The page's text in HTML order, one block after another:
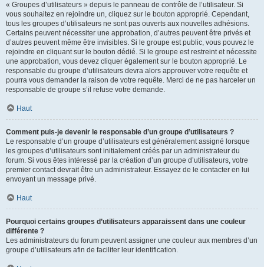
« Groupes d’utilisateurs » depuis le panneau de contrôle de l’utilisateur. Si
vous souhaitez en rejoindre un, cliquez sur le bouton approprié. Cependant,
tous les groupes d’utilisateurs ne sont pas ouverts aux nouvelles adhésions.
Certains peuvent nécessiter une approbation, d’autres peuvent être privés et
d’autres peuvent même être invisibles. Si le groupe est public, vous pouvez le
rejoindre en cliquant sur le bouton dédié. Si le groupe est restreint et nécessite
une approbation, vous devez cliquer également sur le bouton approprié. Le
responsable du groupe d’utilisateurs devra alors approuver votre requête et
pourra vous demander la raison de votre requête. Merci de ne pas harceler un
responsable de groupe s’il refuse votre demande.
Haut
Comment puis-je devenir le responsable d’un groupe d’utilisateurs ?
Le responsable d’un groupe d’utilisateurs est généralement assigné lorsque
les groupes d’utilisateurs sont initialement créés par un administrateur du
forum. Si vous êtes intéressé par la création d’un groupe d’utilisateurs, votre
premier contact devrait être un administrateur. Essayez de le contacter en lui
envoyant un message privé.
Haut
Pourquoi certains groupes d’utilisateurs apparaissent dans une couleur
différente ?
Les administrateurs du forum peuvent assigner une couleur aux membres d’un
groupe d’utilisateurs afin de faciliter leur identification.